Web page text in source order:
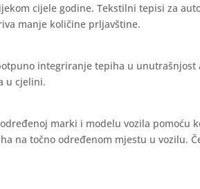
cijele godine. Tekstilni tepisi za
manje količine prljavštine.
integriranje tepiha u unutrašnjost
u cjelini.
marki i modelu vozila pomoću
na točno određenom mjestu u vozilu.